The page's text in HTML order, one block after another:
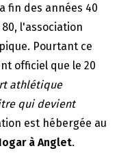
fin des années 40
l'association
Pourtant ce
officiel que le 20
athlétique
qui devient
est hébergée au
à Anglet.